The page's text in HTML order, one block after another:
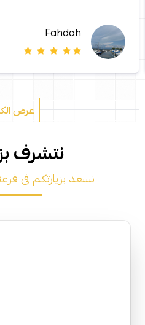
Fahdah
عرض
نتشرف
نسعد بزيارتكم فى